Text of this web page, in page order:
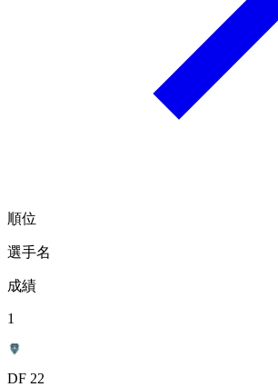
順位
選手名
成績
1
DF 22